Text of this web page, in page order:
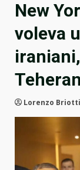
New
voleva
Lorenzo Briotti